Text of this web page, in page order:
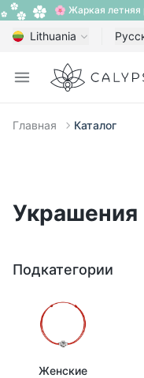
🌸 Жаркая
Lithuania
Open menu
Calypso
Главная Каталог
Украшения
Подкатегории
Женские